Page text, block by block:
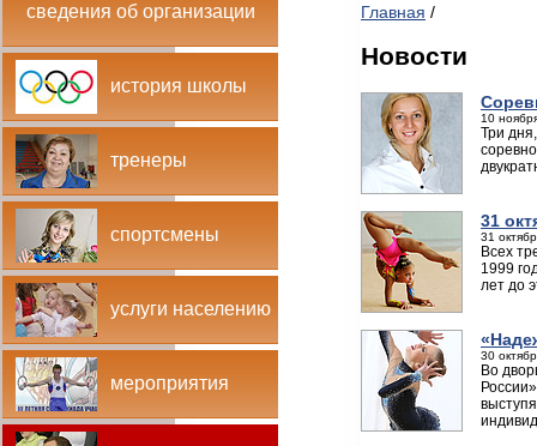
сведения об организации
история школы
тренеры
спортсмены
услуги населению
мероприятия
Главная /
Новости
10
Три
31
31
Всех
1999
лет до
30
Во